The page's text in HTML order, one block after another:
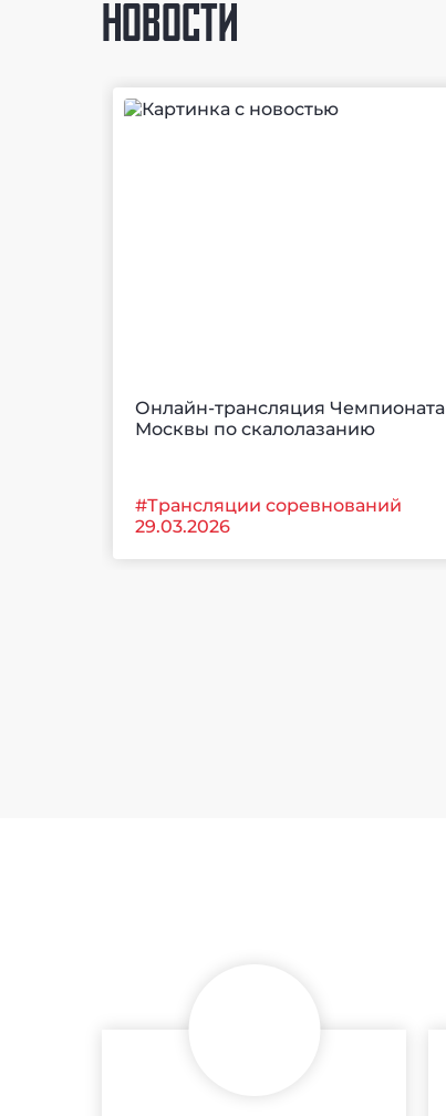
НОВОСТИ
Онлайн-трансляция Чемпионата
Москвы по скалолазанию
#Трансляции соревнований
29.03.2026